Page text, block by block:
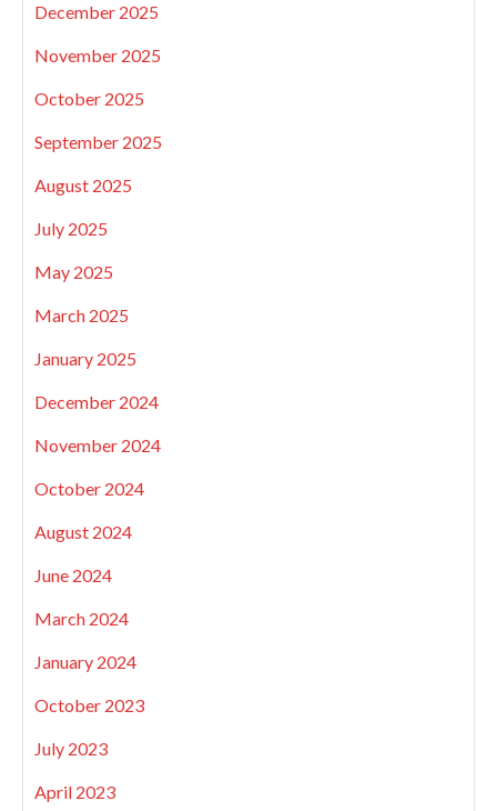
December 2025
November 2025
October 2025
September 2025
August 2025
July 2025
May 2025
March 2025
January 2025
December 2024
November 2024
October 2024
August 2024
June 2024
March 2024
January 2024
October 2023
July 2023
April 2023